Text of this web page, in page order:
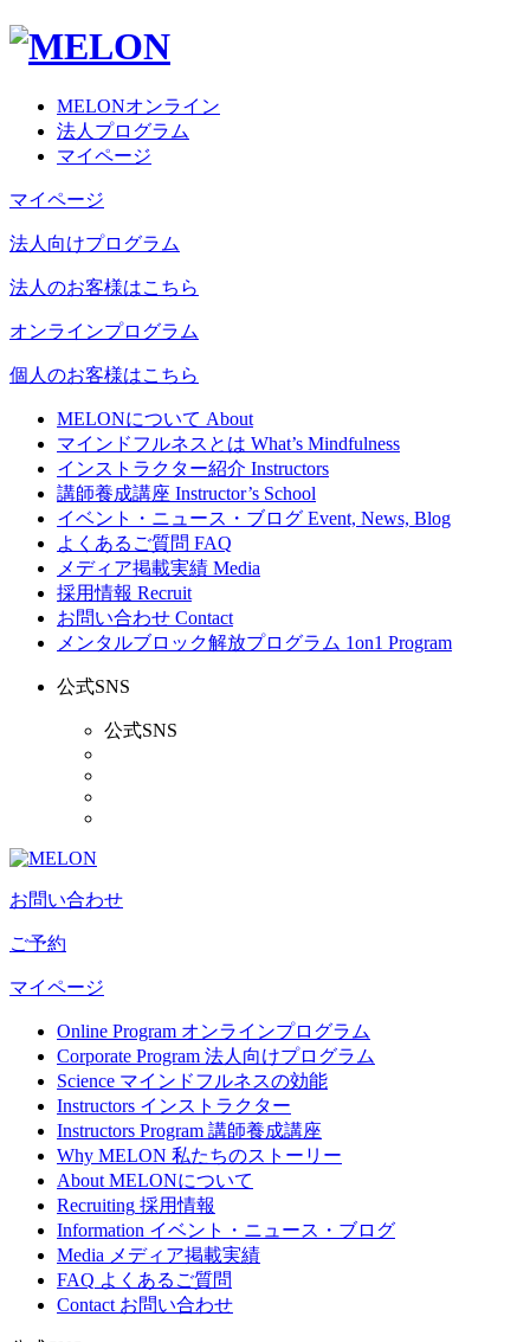
MELONオンライン
法人プログラム
マイページ
マイページ
法人向けプログラム
法人のお客様はこちら
オンラインプログラム
個人のお客様はこちら
MELONについて About
マインドフルネスとは What’s Mindfulness
インストラクター紹介 Instructors
講師養成講座 Instructor’s School
イベント・ニュース・ブログ Event, News, Blog
よくあるご質問 FAQ
メディア掲載実績 Media
採用情報 Recruit
お問い合わせ Contact
メンタルブロック解放プログラム 1on1 Program
公式SNS
公式SNS
お問い合わせ
ご予約
マイページ
Online Program オンラインプログラム
Corporate Program 法人向けプログラム
Science マインドフルネスの効能
Instructors インストラクター
Instructors Program 講師養成講座
Why MELON 私たちのストーリー
About MELONについて
Recruiting 採用情報
Information イベント・ニュース・ブログ
Media メディア掲載実績
FAQ よくあるご質問
Contact お問い合わせ